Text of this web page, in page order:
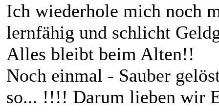
Ich wiederhole mich noch
lernfähig und schlicht
Alles bleibt beim Alten!!
Noch einmal - Sauber
so... !!!! Darum lieben wir